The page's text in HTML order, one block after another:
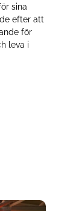
sina
efter att
för
leva i